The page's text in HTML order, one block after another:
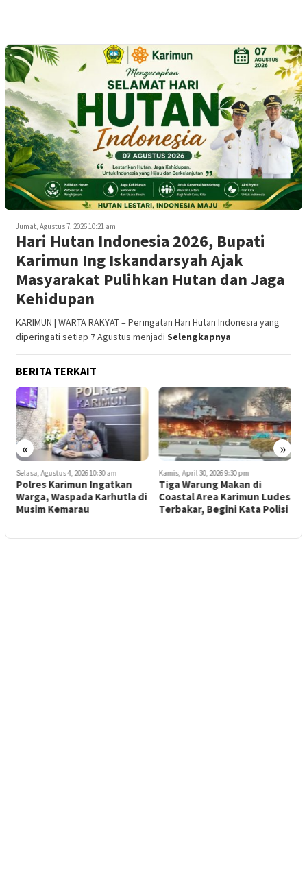
Jumat, Agustus 7, 2026 10:21 am
Hari Hutan Indonesia 2026, Bupati
Karimun Ing Iskandarsyah Ajak
Masyarakat Pulihkan Hutan dan Jaga
Kehidupan
KARIMUN | WARTA RAKYAT – Peringatan Hari Hutan Indonesia yang
diperingati setiap 7 Agustus menjadi Selengkapnya
BERITA TERKAIT
« »
Selasa, Agustus 4, 2026 10:30 am
Polres Karimun Ingatkan
Warga, Waspada Karhutla di
Musim Kemarau
Kamis, April 30, 2026 9:30 pm
Tiga Warung Makan di
Coastal Area Karimun Ludes
Terbakar, Begini Kata Polisi